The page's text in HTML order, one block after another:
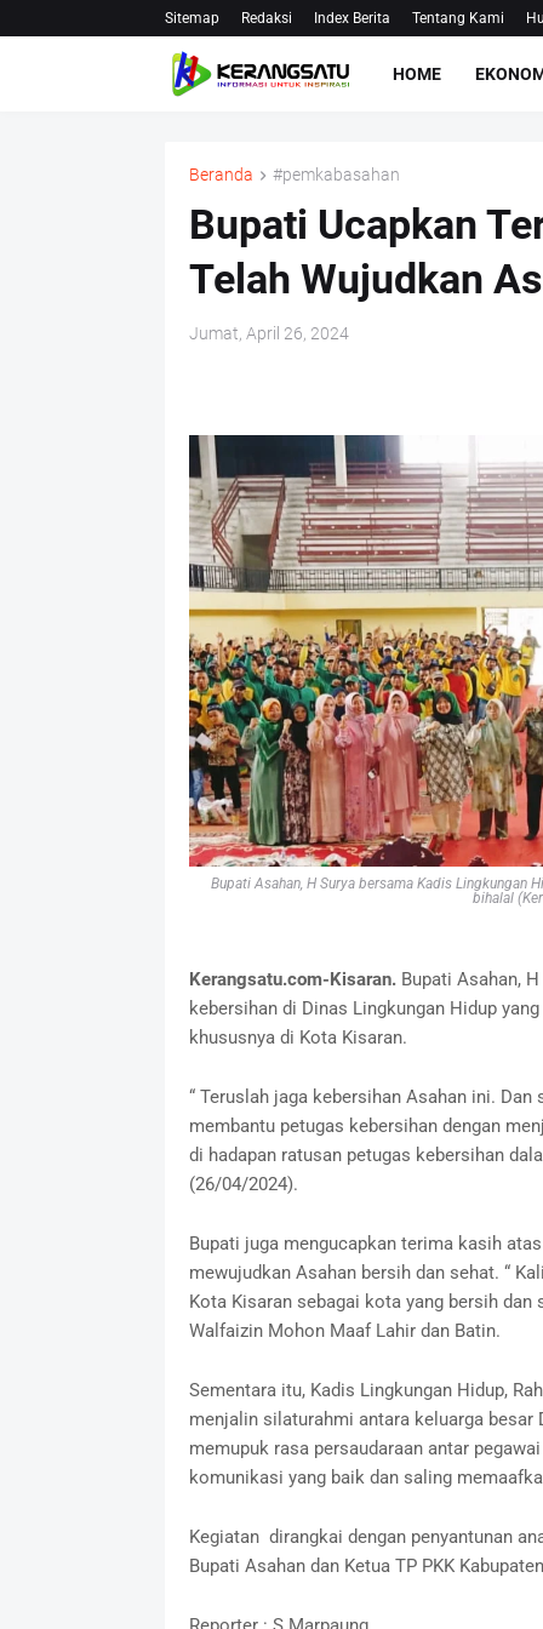
Sitemap Redaksi Index Berita Tentang Kami
HOME
Beranda #pemkabasahan
Bupati Ucapkan
Telah Wujudkan
Jumat, April 26, 2024
Bupati Asahan, H Surya bersama Kadis Lingkungan
bihalal
Kerangsatu.com-Kisaran.Bupati Asahan,
kebersihan di Dinas Lingkungan Hidup
khususnya di Kota Kisaran.
“ Teruslah jaga kebersihan Asahan ini.
membantu petugas kebersihan dengan
di hadapan ratusan petugas kebersihan
(26/04/2024).
Bupati juga mengucapkan terima kasih
mewujudkan Asahan bersih dan sehat. “
Kota Kisaran sebagai kota yang bersih dan
Walfaizin Mohon Maaf Lahir dan Batin.
Sementara itu, Kadis Lingkungan Hidup,
menjalin silaturahmi antara keluarga besar
memupuk rasa persaudaraan antar
komunikasi yang baik dan saling
Kegiatan dirangkai dengan penyantunan
Bupati Asahan dan Ketua TP PKK